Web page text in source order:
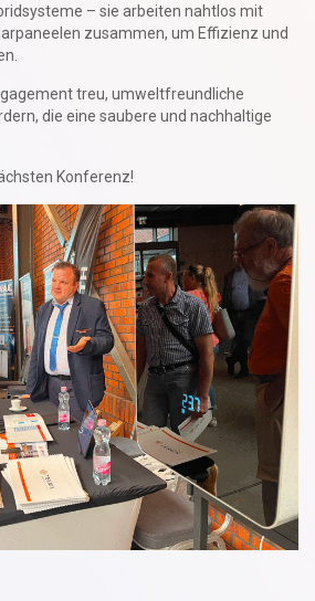
– sie arbeiten nahtlos mit
zusammen, um Effizienz und
treu, umweltfreundliche
die eine saubere und nachhaltige
Konferenz!